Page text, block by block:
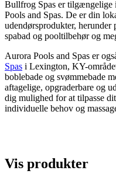
Bullfrog Spas er
Pools and Spas. De er din
udendørsprodukter, herunder
spabad og pooltilbehør og
Aurora Pools and Spas er
Spas i Lexington, KY-
boblebade og svømmebade
aftagelige, opgraderbare og
dig mulighed for at tilpasse
individuelle behov og
Vis produkter